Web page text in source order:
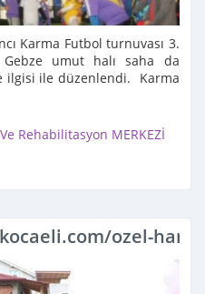
Futbol turnuvası 3.
Gebze umut halı saha da
ilgisi ile düzenlendi. Karma
Rehabilitasyon MERKEZİ
ozel-